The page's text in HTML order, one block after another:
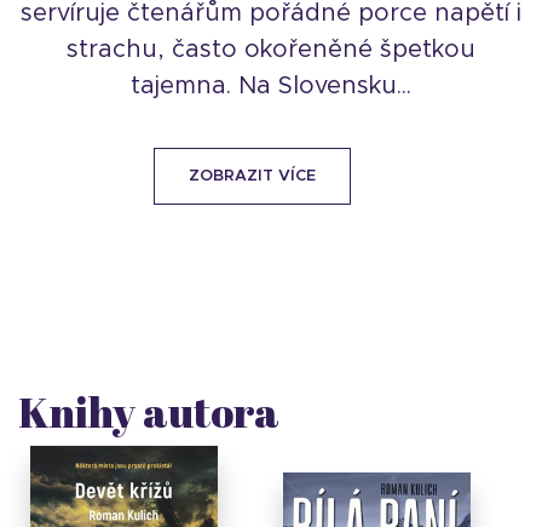
servíruje čtenářům pořádné porce napětí i
strachu, často okořeněné špetkou
tajemna. Na Slovensku...
ZOBRAZIT VÍCE
Knihy autora